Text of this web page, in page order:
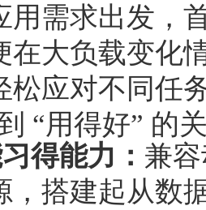
用需求出发，
在大负载变化
松应对不同任
“用得好” 的
得能力： 兼
，搭建起从数